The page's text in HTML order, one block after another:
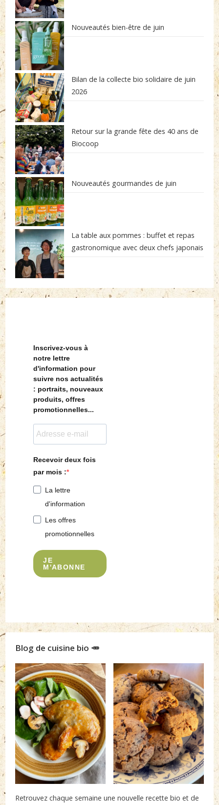
Nouveautés bien-être de juin
Bilan de la collecte bio solidaire de juin
2026
Retour sur la grande fête des 40 ans de
Biocoop
Nouveautés gourmandes de juin
La table aux pommes : buffet et repas
gastronomique avec deux chefs japonais
Inscrivez-vous à
notre lettre
d'information pour
suivre nos actualités
: portraits, nouveaux
produits, offres
promotionnelles...
Recevoir deux fois
par mois :
La lettre
d'information
Les offres
promotionnelles
JE
M'ABONNE
Blog de cuisine bio 🥕
Retrouvez chaque semaine une nouvelle recette bio et de